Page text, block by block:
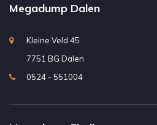
Megadump Dalen
Kleine Veld 45
7751 BG Dalen
0524 - 551004